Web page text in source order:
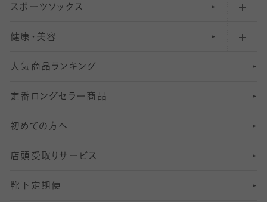
ハイソックス
オーバーニー・ニーハイソックス
81 〜110デニールタイツ
111〜210デニールタイツ
211デニールタイツ以上（防寒・厚手タイツ）
マタニティレギンス
5 分丈
6 分丈レギンス
7 分丈 レギンス
8分丈 レギンス
10分丈 レギンス
12分丈レギンス
結婚式用ストッキング
美脚ストッキング
オールスルーストッキング
匠シリーズ
フレッシャーズ向けソックス・靴下
冠婚葬祭向けソックス・靴下
スーツカジュアルソックス・靴下
ロングホーズ
スポーツソックス
ランニングソックス・靴下
ゴルフソックス・靴下
サッカー・フットサル用ソックス
ヨガソックス・靴下
スポーツ用レッグウォーマー
SSサイズ（21～23cm）
健康・美容
インナーソックス
加圧・着圧ソックス
冷えとり靴下
着圧・加圧タイツ
むくみ対策
人気商品ランキング
定番ロングセラー商品
初めての方へ
店頭受取りサービス
靴下定期便